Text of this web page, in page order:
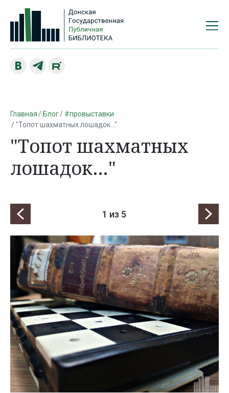
Главная Блог
#провыставки
"Топот шахматных лошадок…"
"Топот шахматных
лошадок…"
1 из 5